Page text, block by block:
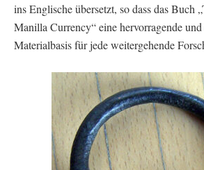
ins Englische übersetzt, so dass das Buch
Manilla Currency“ eine hervorragende
Materialbasis für jede weitergehende